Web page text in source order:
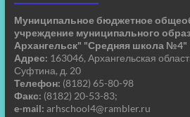
Муниципальное бюджетное
учреждение муниципального
Архангельск" "Средняя школа №4"
Адрес: 163046, Архангельская
Суфтина, д. 20
Телефон: (8182) 65-80-98
Факс: (8182) 20-53-83;
e-mail: arhschool4@rambler.ru